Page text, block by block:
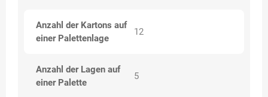
Anzahl der Kartons auf
einer Palettenlage
12
Anzahl der Lagen auf
einer Palette
5